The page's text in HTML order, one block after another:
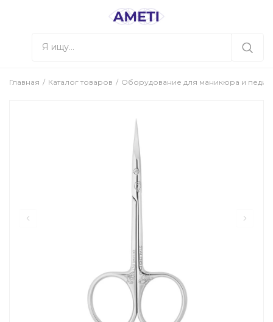
Главная Каталог товаров Оборудование для маникюра и